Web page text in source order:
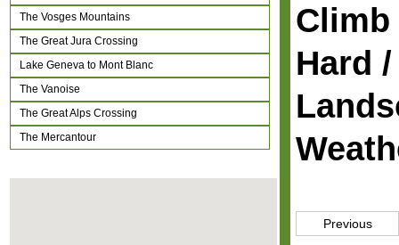
The Vosges Mountains
The Great Jura Crossing
Lake Geneva to Mont Blanc
The Vanoise
The Great Alps Crossing
The Mercantour
Climb
Hard
Previous